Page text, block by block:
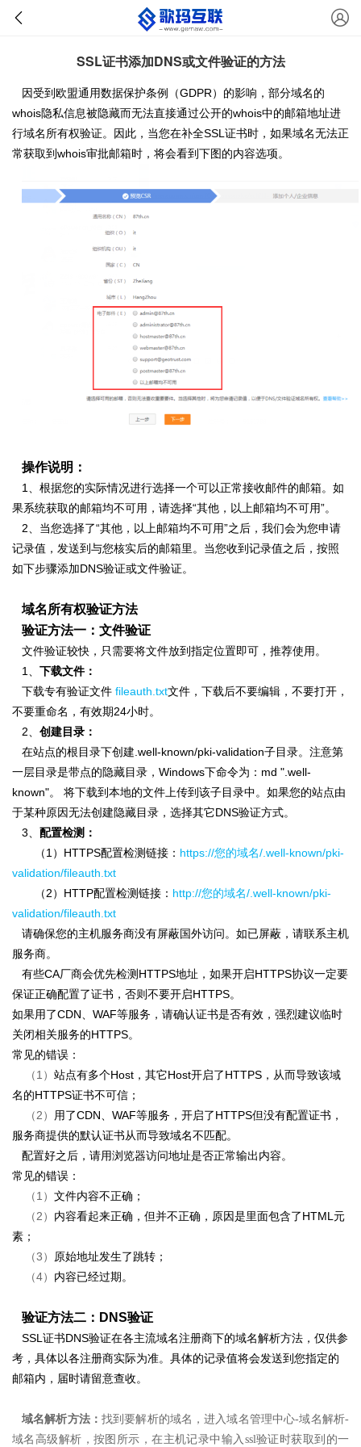
SSL证书添加DNS或文件验证的方法
因受到欧盟通用数据保护条例（GDPR）的影响，部分域名的
whois隐私信息被隐藏而无法直接通过公开的whois中的邮箱地址进
行域名所有权验证。因此，当您在补全SSL证书时，如果域名无法正
常获取到whois审批邮箱时，将会看到下图的内容选项。
操作说明：
1、根据您的实际情况进行选择一个可以正常接收邮件的邮箱。如
果系统获取的邮箱均不可用，请选择“其他，以上邮箱均不可用”。
2、 当您选择了“其他，以上邮箱均不可用”之后，我们会为您申请
记录值，发送到与您核实后的邮箱里。当您收到记录值之后，按照
如下步骤添加DNS验证或文件验证。
域名所有权验证方法
验证方法一：文件验证
文件验证较快，只需要将文件放到指定位置即可，推荐使用。
1、 下载文件：
下载专有验证文件 fileauth.txt文件， 下载后不要编辑，不要打开，
不要重命名，有效期24小时。
2、 创建目录：
在站点的根目录下创建.well-known/pki-validation子目录。注意第
一层目录是带点的隐藏目录，Windows下命令为：md ".well-
known"。 将下载到本地的文件上传到该子目录中。如果您的站点由
于某种原因无法创建隐藏目录，选择其它DNS验证方式。
3、 配置检测：
（1）HTTPS配置检测链接： https://您的域名/.well-known/pki-
validation/fileauth.txt
（2）HTTP配置检测链接： http://您的域名/.well-known/pki-
validation/fileauth.txt
请确保您的主机服务商没有屏蔽国外访问。如已屏蔽，请联系主机
服务商。
有些CA厂商会优先检测HTTPS地址，如果开启HTTPS协议一定要
保证正确配置了证书，否则不要开启HTTPS。
如果用了CDN、WAF等服务，请确认证书是否有效，强烈建议临时
关闭相关服务的HTTPS。
常见的错误：
（1） 站点有多个Host，其它Host开启了HTTPS，从而导致该域
名的HTTPS证书不可信；
（2）
用了CDN、WAF等服务，开启了HTTPS但没有配置证书，
服务商提供的默认证书从而导致域名不匹配。
配置好之后，请用浏览器访问地址是否正常输出内容。
常见的错误：
（1） 文件内容不正确；
（2） 内容看起来正确，但并不正确，原因是里面包含了HTML元
素；
（3）
原始地址发生了跳转；
（4） 内容已经过期。
验证方法二：DNS验证
SSL证书DNS验证在各主流域名注册商下的域名解析方法，仅供参
考，具体以各注册商实际为准。具体的记录值将会发送到您指定的
邮箱内，届时请留意查收。
域名解析方法： 找到要解析的域名，进入域名管理中心-域名解析-
域名高级解析，按图所示，在主机记录中输入ssl验证时获取到的一